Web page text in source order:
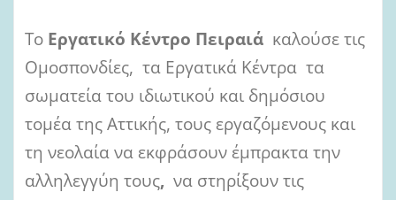
Το Εργατικό Κέντρο Πειραιά καλούσε τις
Ομοσπονδίες, τα Εργατικά Κέντρα τα
σωματεία του ιδιωτικού και δημόσιου
τομέα της Αττικής, τους εργαζόμενους και
τη νεολαία να εκφράσουν έμπρακτα την
αλληλεγγύη τους, να στηρίξουν τις